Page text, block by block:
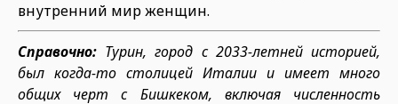
внутренний мир женщин.
Справочно: Турин, город с 2033-летней историей,
был когда-то столицей Италии и имеет много
общих черт с Бишкеком, включая численность